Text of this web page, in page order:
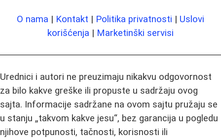
O nama | Kontakt | Politika privatnosti | Uslovi
korišćenja | Marketinški servisi
Urednici i autori ne preuzimaju nikakvu odgovornost
za bilo kakve greške ili propuste u sadržaju ovog
sajta. Informacije sadržane na ovom sajtu pružaju se
u stanju „takvom kakve jesu“, bez garancija u pogledu
njihove potpunosti, tačnosti, korisnosti ili